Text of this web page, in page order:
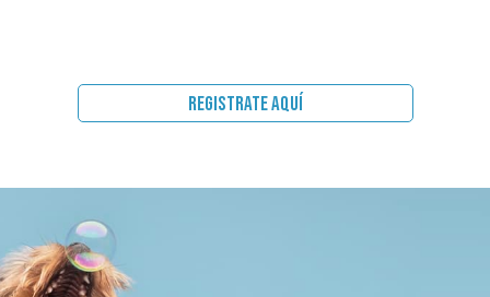
REGISTRATE AQUÍ